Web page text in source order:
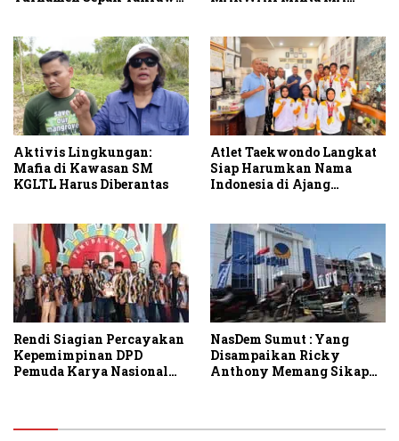
Aktivis Lingkungan:
Mafia di Kawasan SM
KGLTL Harus Diberantas
Atlet Taekwondo Langkat
Siap Harumkan Nama
Indonesia di Ajang
Rendi Siagian Percayakan
Kepemimpinan DPD
Pemuda Karya Nasional
NasDem Sumut : Yang
Disampaikan Ricky
Anthony Memang Sikap